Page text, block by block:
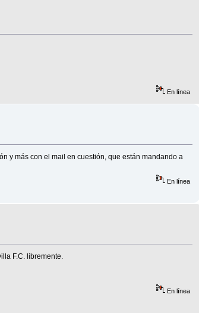
En línea
y más con el mail en cuestión, que están mandando a
En línea
F.C. libremente.
En línea